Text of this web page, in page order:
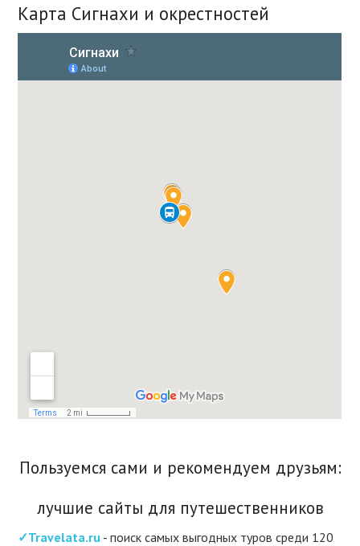
Карта Сигнахи и окрестностей
Пользуемся сами и рекомендуем друзьям:
лучшие сайты для путешественников
✓Travelata.ru - поиск самых выгодных туров среди 120